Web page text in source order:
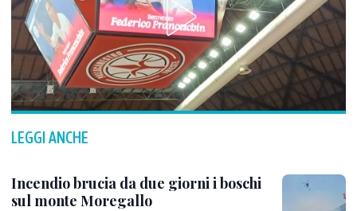
LEGGI ANCHE
Incendio brucia da due giorni i boschi
sul monte Moregallo